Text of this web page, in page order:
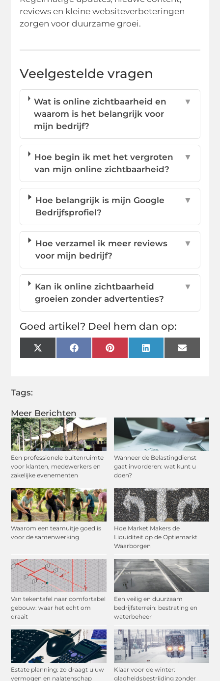
Meer Berichten
Een professionele buitenruimte
voor klanten, medewerkers en
zakelijke evenementen
Wanneer de Belastingdienst
gaat invorderen: wat kunt u
doen?
Waarom een teamuitje goed is
voor de samenwerking
Hoe Market Makers de
Liquiditeit op de Optiemarkt
Waarborgen
Van tekentafel naar comfortabel
gebouw: waar het echt om
draait
Een veilig en duurzaam
bedrijfsterrein: bestrating en
waterbeheer
Estate planning: zo draagt u uw
vermogen en nalatenschap
Klaar voor de winter:
gladheidsbestrijding zonder
reviews en kleine websiteverbeteringen
zorgen voor duurzame groei.
Veelgestelde vragen
Wat is online zichtbaarheid en
waarom is het belangrijk voor
mijn bedrijf?
▼
Hoe begin ik met het vergroten
van mijn online zichtbaarheid?
▼
Hoe belangrijk is mijn Google
Bedrijfsprofiel?
▼
Hoe verzamel ik meer reviews
voor mijn bedrijf?
▼
Kan ik online zichtbaarheid
groeien zonder advertenties?
▼
Goed artikel? Deel hem dan op:
X
(Twitter)
FacebookPinterestLinkedInEmail
Tags: